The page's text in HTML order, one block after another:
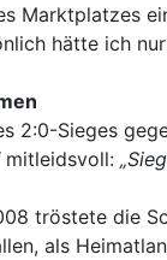
Marktplatzes
hätte ich
2:0-Sieges
mitleidsvoll:
tröstete die
als